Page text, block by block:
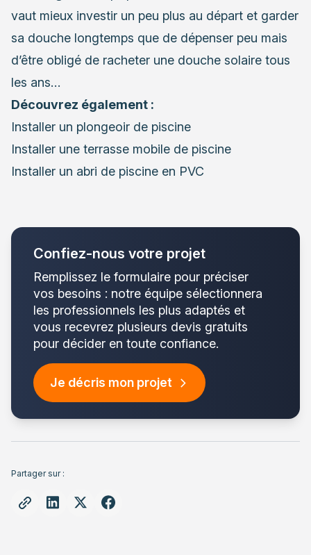
vaut mieux investir un peu plus au départ et garder
sa douche longtemps que de dépenser peu mais
d’être obligé de racheter une douche solaire tous
les ans…
Découvrez également :
Installer un plongeoir de piscine
Installer une terrasse mobile de piscine
Installer un abri de piscine en PVC
Confiez-nous votre projet
Remplissez le formulaire pour préciser
vos besoins : notre équipe sélectionnera
les professionnels les plus adaptés et
vous recevrez plusieurs devis gratuits
pour décider en toute confiance.
Je décris mon projet
Partager sur :